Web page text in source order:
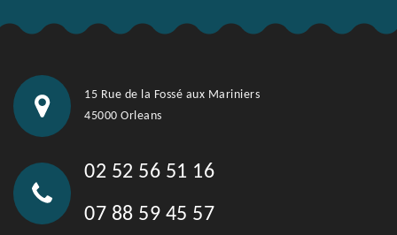
15 Rue de la Fossé aux Mariniers
45000 Orleans
02 52 56 51 16
07 88 59 45 57